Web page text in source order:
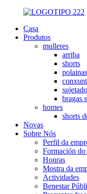
Casa
Produtos
mulleres
arriba
shorts
polainas
bragas
homes
shorts
Novas
Sobre Nós
Perfil da
Formación do
Honras
Mostra da
Actividades
Benestar